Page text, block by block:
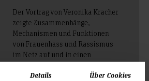
Details Über Cookies
Der Vortrag von Veronika Kracher
zeigte Zusammenhänge,
Mechanismen und Funktionen
von Frauenhass und Rassismus
im Netz auf und in einen
gesamtgesellschaftlichen
Kontext gesetzt. Er fand Online in